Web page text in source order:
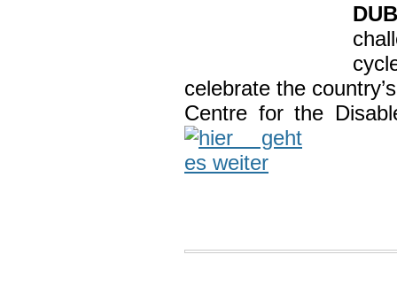
celebrate the
Centre for the